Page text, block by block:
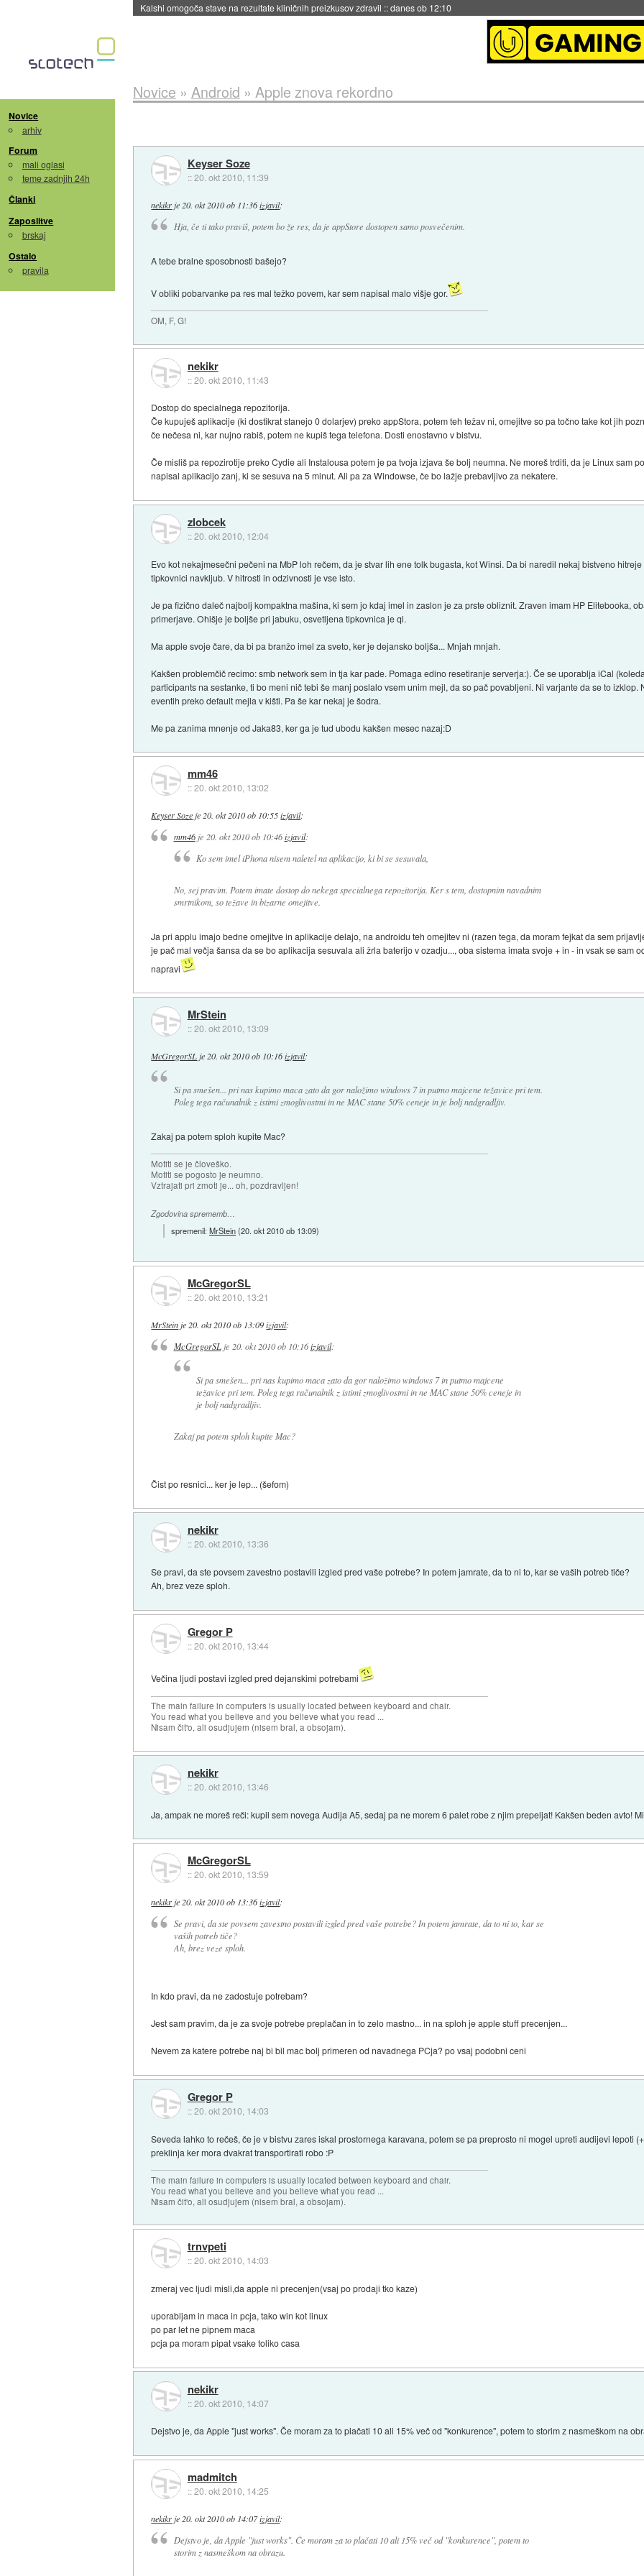
Sandisk že prodal več kot polovico SSD-jev za naslednji dve leti::danes ob 11:37
Novice
arhiv
Forum
mali oglasi
teme zadnjih 24h
Članki
Zaposlitve
brskaj
Ostalo
pravila
Novice » Android » Apple znova rekordno
Keyser Soze
::20. okt 2010, 11:39
nekikr je 20. okt 2010 ob 11:36 izjavil:
Hja, če ti tako praviš, potem bo že res, da je appStore dostopen samo posvečenim.
A tebe bralne sposobnosti bašejo?
V obliki pobarvanke pa res mal težko povem, kar sem napisal malo višje gor.
OM, F, G!
nekikr
::20. okt 2010, 11:43
Dostop do specialnega repozitorija.
Če kupuješ aplikacije (ki dostikrat stanejo 0 dolarjev) preko appStora, potem teh težav ni, omejitve so pa točno take kot jih
če nečesa ni, kar nujno rabiš, potem ne kupiš tega telefona. Dosti enostavno v bistvu.
Če misliš pa repozirotije preko Cydie ali Instalousa potem je pa tvoja izjava še bolj neumna. Ne moreš trditi, da je Linux sam
napisal aplikacijo zanj, ki se sesuva na 5 minut. Ali pa za Windowse, če bo lažje prebavljivo za nekatere.
zlobcek
::20. okt 2010, 12:04
Evo kot nekajmesečni pečeni na MbP loh rečem, da je stvar lih ene tolk bugasta, kot Winsi. Da bi naredil nekaj bistveno
tipkovnici navkljub. V hitrosti in odzivnosti je vse isto.
Je pa fizično daleč najbolj kompaktna mašina, ki sem jo kdaj imel in zaslon je za prste obliznit. Zraven imam HP Elitebooka,
primerjave. Ohišje je boljše pri jabuku, osvetljena tipkovnica je ql.
Ma apple svoje čare, da bi pa branžo imel za sveto, ker je dejansko boljša... Mnjah mnjah.
Kakšen problemčič recimo: smb network sem in tja kar pade. Pomaga edino resetiranje serverja:). Če se uporablja iCal
participants na sestanke, ti bo meni nič tebi še manj poslalo vsem unim mejl, da so pač povabljeni. Ni varjante da se to
eventih preko default mejla v kišti. Pa še kar nekaj je šodra.
Me pa zanima mnenje od Jaka83, ker ga je tud ubodu kakšen mesec nazaj:D
mm46
::20. okt 2010, 13:02
Keyser Soze je 20. okt 2010 ob 10:55 izjavil:
mm46je 20. okt 2010 ob 10:46 izjavil:
Ko sem imel iPhona nisem naletel na aplikacijo, ki bi se sesuvala,
No, sej pravim. Potem imate dostop do nekega specialnega repozitorija. Ker s tem, dostopnim navadnim
smrtnikom, so težave in bizarne omejitve.
Ja pri applu imajo bedne omejitve in aplikacije delajo, na androidu teh omejitev ni (razen tega, da moram fejkat da sem
je pač mal večja šansa da se bo aplikacija sesuvala ali žrla baterijo v ozadju..., oba sistema imata svoje + in - in vsak se sam
napravi
MrStein
::20. okt 2010, 13:09
McGregorSL je 20. okt 2010 ob 10:16 izjavil:
Si pa smešen... pri nas kupimo maca zato da gor naložimo windows 7 in putmo majcene težavice pri tem.
Poleg tega računalnik z istimi zmoglivostmi in ne MAC stane 50% ceneje in je bolj nadgradljiv.
Zakaj pa potem sploh kupite Mac?
Motiti se je človeško.
Motiti se pogosto je neumno.
Vztrajati pri zmoti je... oh, pozdravljen!
Zgodovina sprememb…
spremenil:MrStein(20. okt 2010 ob 13:09)
McGregorSL
::20. okt 2010, 13:21
MrStein je 20. okt 2010 ob 13:09 izjavil:
McGregorSLje 20. okt 2010 ob 10:16 izjavil:
Si pa smešen... pri nas kupimo maca zato da gor naložimo windows 7 in putmo majcene
težavice pri tem. Poleg tega računalnik z istimi zmoglivostmi in ne MAC stane 50% ceneje in
je bolj nadgradljiv.
Zakaj pa potem sploh kupite Mac?
Čist po resnici... ker je lep... (šefom)
nekikr
::20. okt 2010, 13:36
Se pravi, da ste povsem zavestno postavili izgled pred vaše potrebe? In potem jamrate, da to ni to, kar se vaših potreb tiče?
Ah, brez veze sploh.
Gregor P
::20. okt 2010, 13:44
Večina ljudi postavi izgled pred dejanskimi potrebami
The main failure in computers is usually located between keyboard and chair.
You read what you believe and you believe what you read ...
Nisam čit'o, ali osudjujem (nisem bral, a obsojam).
nekikr
::20. okt 2010, 13:46
Ja, ampak ne moreš reči: kupil sem novega Audija A5, sedaj pa ne morem 6 palet robe z njim prepeljat! Kakšen beden avto!
McGregorSL
::20. okt 2010, 13:59
nekikr je 20. okt 2010 ob 13:36 izjavil:
Se pravi, da ste povsem zavestno postavili izgled pred vaše potrebe? In potem jamrate, da to ni to, kar se
vaših potreb tiče?
Ah, brez veze sploh.
In kdo pravi, da ne zadostuje potrebam?
Jest sam pravim, da je za svoje potrebe preplačan in to zelo mastno... in na sploh je apple stuff precenjen...
Nevem za katere potrebe naj bi bil mac bolj primeren od navadnega PCja? po vsaj podobni ceni
Gregor P
::20. okt 2010, 14:03
Seveda lahko to rečeš, če je v bistvu zares iskal prostornega karavana, potem se pa preprosto ni mogel upreti audijevi lepoti
preklinja ker mora dvakrat transportirati robo :P
The main failure in computers is usually located between keyboard and chair.
You read what you believe and you believe what you read ...
Nisam čit'o, ali osudjujem (nisem bral, a obsojam).
trnvpeti
::20. okt 2010, 14:03
zmeraj vec ljudi misli,da apple ni precenjen(vsaj po prodaji tko kaze)
uporabljam in maca in pcja, tako win kot linux
po par let ne pipnem maca
pcja pa moram pipat vsake toliko casa
nekikr
::20. okt 2010, 14:07
Dejstvo je, da Apple "just works". Če moram za to plačati 10 ali 15% več od "konkurence", potem to storim z nasmeškom na
madmitch
::20. okt 2010, 14:25
nekikr je 20. okt 2010 ob 14:07izjavil:
Dejstvo je, da Apple "just works". Če moram za to plačati 10 ali 15% več od "konkurence", potem to
storim z nasmeškom na obrazu.